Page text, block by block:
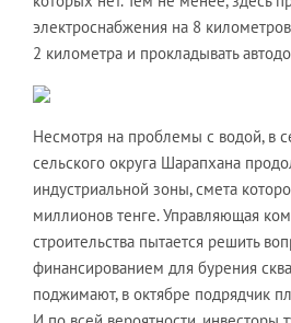
электроснабжения на 8
2 километра и прокладывать
Несмотря на проблемы с водой, в
сельского округа Шарапхана
индустриальной зоны, смета
миллионов тенге. Управляющая
строительства пытается решить
финансированием для бурения
поджимают, в октябре подрядчик